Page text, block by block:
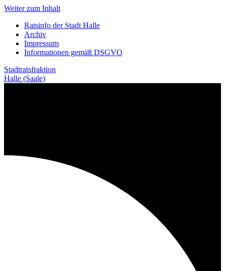
Weiter zum Inhalt
Ratsinfo der Stadt Halle
Archiv
Impressum
Informationen gemäß DSGVO
Stadtratsfraktion
Halle (Saale)